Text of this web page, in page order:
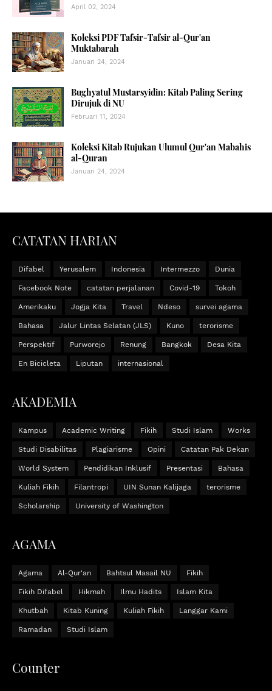
April 02, 2024
Koleksi PDF Tafsir-Tafsir al-Qur'an
Muktabarah
Januari 24, 2024
Bughyatul Mustarsyidin: Kitab Paling Sering
Dirujuk di NU
Februari 11, 2024
Koleksi Kitab Rujukan Ulumul Qur'an Mabahis
al-Quran
Januari 24, 2024
CATATAN HARIAN
Difabel Yerusalem Indonesia Intermezzo Dunia
Facebook Note catatan perjalanan Covid-19 Tokoh
Amerikaku Jogja Kita Travel Ndeso survei agama
Bahasa Jalur Lintas Selatan (JLS) Kuno terorisme
Perspektif Purworejo Renung Bangkok Desa Kita
En Bicicleta Liputan internasional
AKADEMIA
Kampus Academic Writing Fikih Studi Islam Works
Studi Disabilitas Plagiarisme Opini Catatan Pak Dekan
World System Pendidikan Inklusif Presentasi Bahasa
Kuliah Fikih Filantropi UIN Sunan Kalijaga terorisme
Scholarship University of Washington
AGAMA
Agama Al-Qur'an Bahtsul Masail NU Fikih
Fikih Difabel Hikmah Ilmu Hadits Islam Kita
Khutbah Kitab Kuning Kuliah Fikih Langgar Kami
Ramadan Studi Islam
Counter